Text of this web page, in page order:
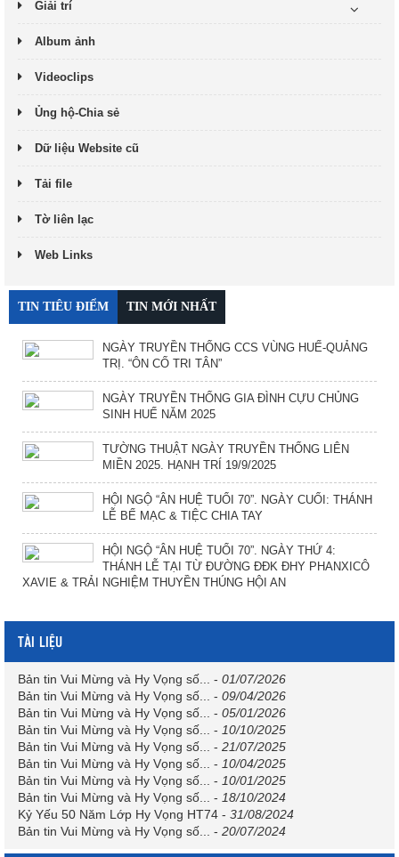
Giải trí
Album ảnh
Videoclips
Ủng hộ-Chia sẻ
Dữ liệu Website cũ
Tải file
Tờ liên lạc
Web Links
TIN TIÊU ĐIỂM TIN MỚI NHẤT
NGÀY TRUYỀN THỐNG CCS VÙNG HUẾ-QUẢNG
TRỊ. “ÔN CỐ TRI TÂN”
NGÀY TRUYỀN THỐNG GIA ĐÌNH CỰU CHỦNG
SINH HUẾ NĂM 2025
TƯỜNG THUẬT NGÀY TRUYỀN THỐNG LIÊN
MIỀN 2025. HẠNH TRÍ 19/9/2025
HỘI NGỘ “ÂN HUỆ TUỔI 70”. NGÀY CUỐI: THÁNH
LỄ BẾ MẠC & TIỆC CHIA TAY
HỘI NGỘ “ÂN HUỆ TUỔI 70”. NGÀY THỨ 4:
THÁNH LỄ TẠI TỪ ĐƯỜNG ĐĐK ĐHY PHANXICÔ
XAVIE & TRẢI NGHIỆM THUYỀN THÚNG HỘI AN
TÀI LIỆU
Bản tin Vui Mừng và Hy Vọng số... - 01/07/2026
Bản tin Vui Mừng và Hy Vọng số...
- 09/04/2026
Bản tin Vui Mừng và Hy Vọng số...
- 05/01/2026
Bản tin Vui Mừng và Hy Vọng số...
- 10/10/2025
Bản tin Vui Mừng và Hy Vọng số...
- 21/07/2025
Bản tin Vui Mừng và Hy Vọng số...
- 10/04/2025
Bản tin Vui Mừng và Hy Vọng số...
- 10/01/2025
Bản tin Vui Mừng và Hy Vọng số...
- 18/10/2024
Kỷ Yếu 50 Năm Lớp Hy Vọng HT74 - 31/08/2024
Bản tin Vui Mừng và Hy Vọng số...
- 20/07/2024